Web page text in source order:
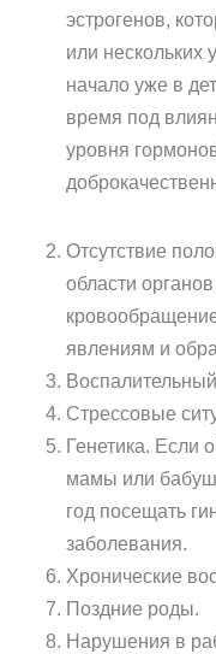
эстрогенов,
или нескольких
начало уже в
время под
уровня
Отсутствие
области
явлениям и
Стрессовые
Генетика. Если
мамы или
год посещать
заболевания.
Хронические
Поздние роды.
Нарушения в